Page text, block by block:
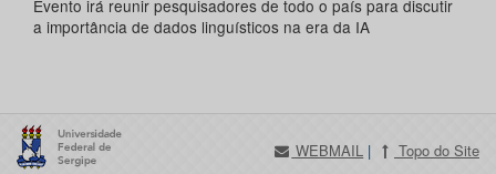
Evento irá reunir pesquisadores de todo o país para discutir
a importância de dados linguísticos na era da IA
WEBMAIL | Topo do Site